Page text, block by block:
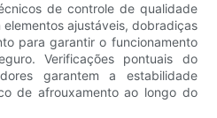
de controle de qualidade
ajustáveis, dobradiças
para garantir o funcionamento
Verificações pontuais do
garantem a estabilidade
de afrouxamento ao longo do